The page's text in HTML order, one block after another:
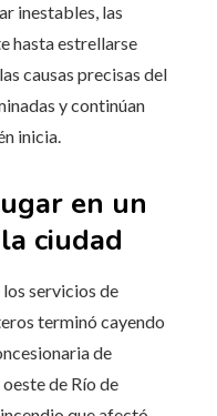
inestables, las
hasta estrellarse
causas precisas del
y continúan
inicia.
en un
ciudad
servicios de
terminó cayendo
de
de Río de